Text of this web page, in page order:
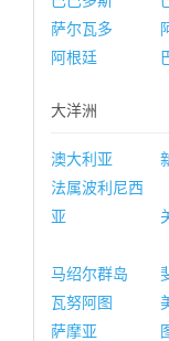
萨尔瓦多
阿根廷
大洋洲
澳大利亚
法属波利尼西
亚
马绍尔群岛
瓦努阿图
萨摩亚